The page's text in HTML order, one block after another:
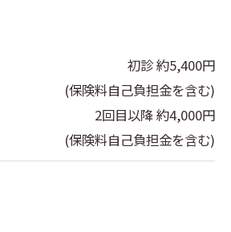
初診 約5,400円
(保険料自己負担金を含む)
2回目以降 約4,000円
(保険料自己負担金を含む)